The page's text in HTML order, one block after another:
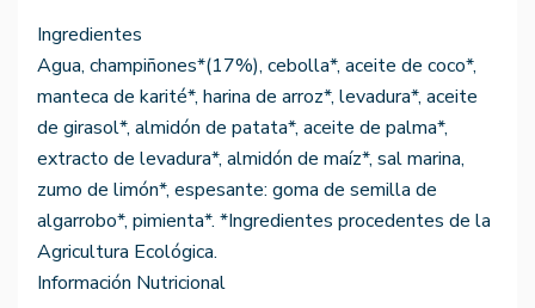
Ingredientes
Agua, champiñones*(17%), cebolla*, aceite de coco*,
manteca de karité*, harina de arroz*, levadura*, aceite
de girasol*, almidón de patata*, aceite de palma*,
extracto de levadura*, almidón de maíz*, sal marina,
zumo de limón*, espesante: goma de semilla de
algarrobo*, pimienta*. *Ingredientes procedentes de la
Agricultura Ecológica.
Información Nutricional